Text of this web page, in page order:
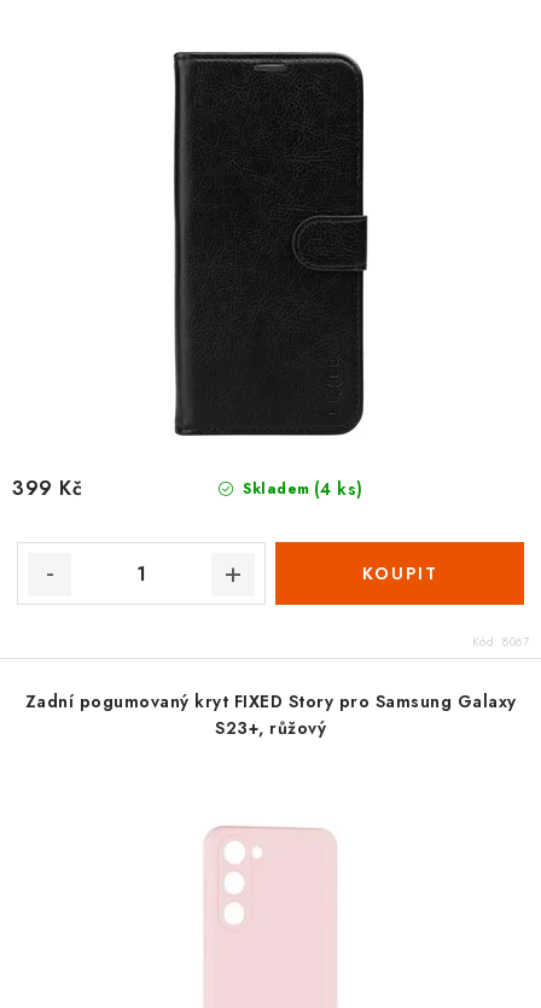
Skladem (4 ks)
399 Kč
Kód: 8067
Zadní pogumovaný kryt FIXED Story pro Samsung Galaxy
S23+, růžový